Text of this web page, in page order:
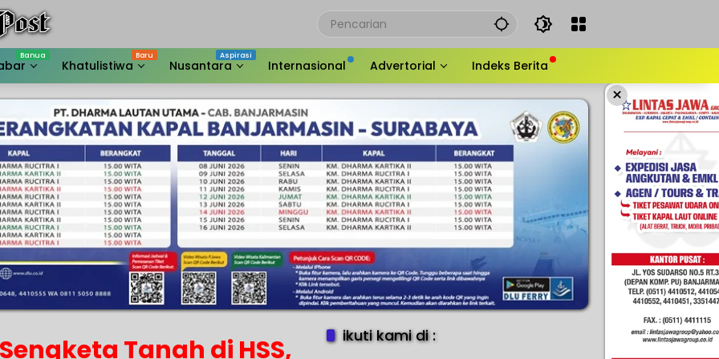
Khatulistiwa Nusantara Internasional Advertorial Indeks Berita
×
Tanah di HSS,
ikuti kami di :